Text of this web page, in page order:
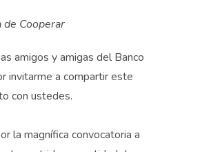
de Cooperar
amigos y amigas del Banco
invitarme a compartir este
con ustedes.
la magnífica convocatoria a